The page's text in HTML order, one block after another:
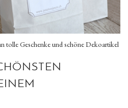
tolle Geschenke und schöne Dekoartikel